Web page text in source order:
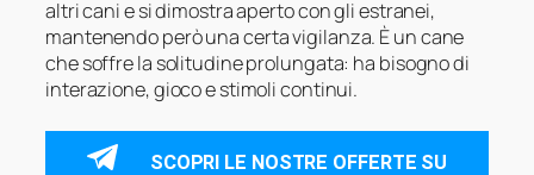
altri cani e si dimostra aperto con gli estranei,
mantenendo però una certa vigilanza. È un cane
che soffre la solitudine prolungata: ha bisogno di
interazione, gioco e stimoli continui.
SCOPRI LE NOSTRE OFFERTE SU